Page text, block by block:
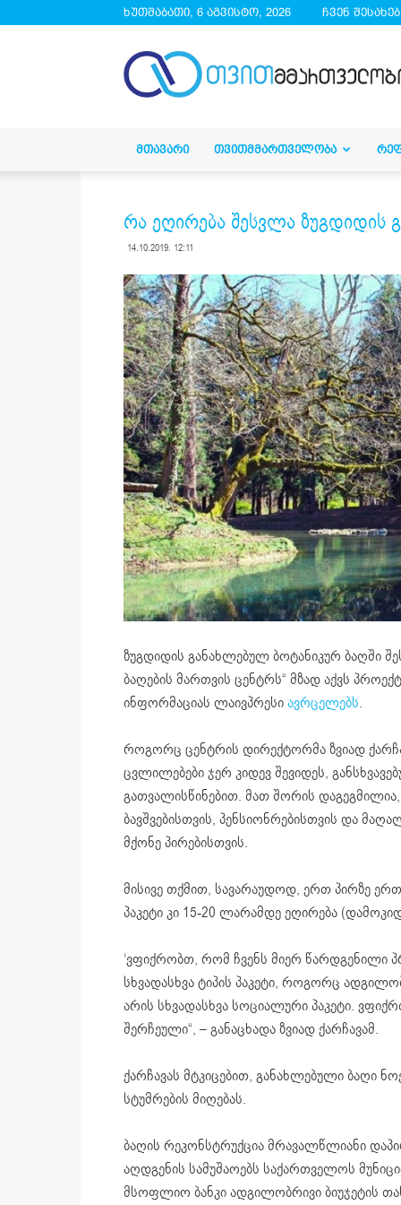
ხუთშაბათი, 6 აგვისტო, 2026 ჩვენ შესახებ
ᲛᲗᲐᲕᲐᲠᲘ ᲗᲕᲘᲗᲛᲛᲐᲠᲗᲕᲔᲚᲝᲑᲐ
რა ეღირება შესვლა ზუგდიდის
14.10.2019. 12:11
ზუგდიდის განახლებულ ბოტანიკურ ბაღში
ბაღების მართვის ცენტრს“ მზად აქვს
ინფორმაციას ლაივპრესიავრცელებს.
როგორც ცენტრის დირექტორმა ზვიად
ცვლილებები ჯერ კიდევ შევიდეს,
გათვალისწინებით. მათ შორის
ბავშვებისთვის, პენსიონრებისთვის და
მქონე პირებისთვის.
მისივე თქმით, სავარაუდოდ, ერთ პირზე
პაკეტი კი 15-20 ლარამდე ეღირება
‘ვფიქრობთ, რომ ჩვენს მიერ წარდგენილი
სხვადასხვა ტიპის პაკეტი, როგორც
არის სხვადასხვა სოციალური პაკეტი.
შერჩეული“, – განაცხადა ზვიად ქარჩავამ.
ქარჩავას მტკიცებით, განახლებული ბაღი
სტუმრების მიღებას.
ბაღის რეკონსტრუქცია მრავალწლიანი
აღდგენის სამუშაოებს საქართველოს
მსოფლიო ბანკი ადგილობრივი ბიუჯეტის